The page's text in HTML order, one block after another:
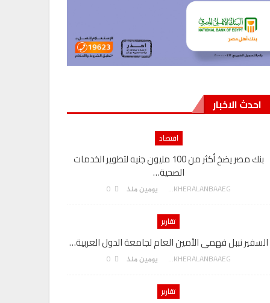
احدث الاخبار
اقتصاد
بنك مصر يضخ أكثر من 100 مليون جنيه لتطوير الخدمات
الصحية…
AKHERALANBAAEG يومين منذ
تقارير
السفير نببل فهمى الأمين العام لجامعة الدول العربية…
AKHERALANBAAEG يومين منذ
تقارير